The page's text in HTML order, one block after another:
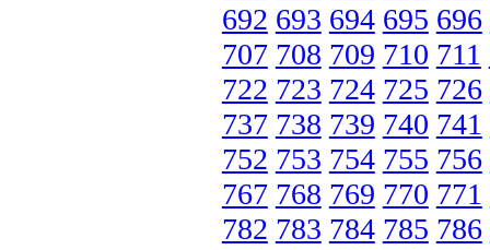
692 693 694 695 696
707 708 709 710 711
722 723 724 725 726
737 738 739 740 741
752 753 754 755 756
767 768 769 770 771
782 783 784 785 786